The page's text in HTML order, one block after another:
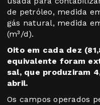
de petróleo, medida
gás natural, medida
(m³/d).
Oito em cada dez
equivalente foram
sal, que produziram
abril.
Os campos operados